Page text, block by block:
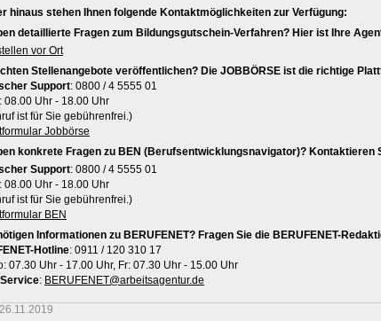
hinaus stehen Ihnen folgende Kontaktmöglichkeiten zur Verfügung:
detaillierte Fragen zum Bildungsgutschein-Verfahren? Hier ist Ihre
vor Ort
Stellenangebote veröffentlichen? Die JOBBÖRSE ist die richtige
Support: 0800 / 4 5555 01
08.00 Uhr - 18.00 Uhr
ist für Sie gebührenfrei.)
Jobbörse
konkrete Fragen zu BEN (Berufsentwicklungsnavigator)? Kontaktieren
Support: 0800 / 4 5555 01
08.00 Uhr - 18.00 Uhr
ist für Sie gebührenfrei.)
BEN
Informationen zu BERUFENET? Fragen Sie die BERUFENET-
Hotline: 0911 / 120 310 17
07.30 Uhr - 17.00 Uhr, Fr: 07.30 Uhr - 15.00 Uhr
: BERUFENET@arbeitsagentur.de